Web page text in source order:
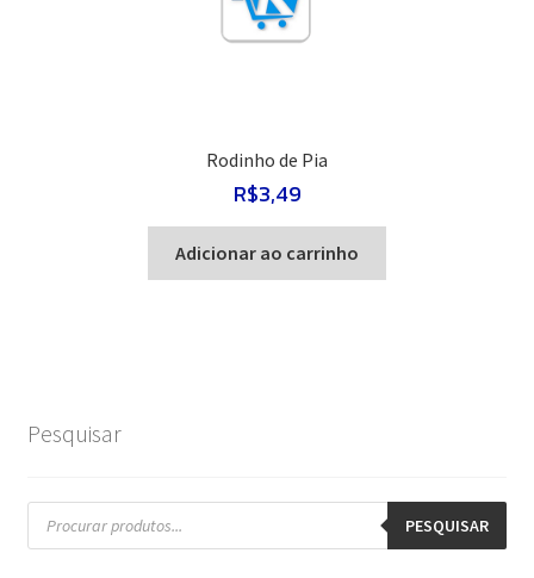
Rodinho de Pia
R$3,49
Adicionar ao carrinho
Pesquisar
Pesquisar
produtos PESQUISAR